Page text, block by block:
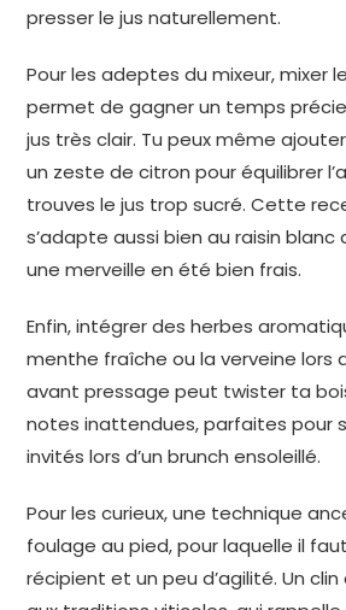
presser le jus naturellement.
Pour les adeptes du mixeur, mixer
permet de gagner un temps
jus très clair. Tu peux même
un zeste de citron pour équilibrer
trouves le jus trop sucré. Cette
s’adapte aussi bien au raisin blanc
une merveille en été bien frais.
Enfin, intégrer des herbes
menthe fraîche ou la verveine lors
avant pressage peut twister ta
notes inattendues, parfaites pour
invités lors d’un brunch ensoleillé.
Pour les curieux, une technique
foulage au pied, pour laquelle il
récipient et un peu d’agilité. Un